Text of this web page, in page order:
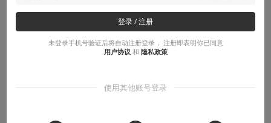
聊聊80、90年代几部老派作品中的“怪物”
吐槽星人 2017-08-27
登录 / 注册
未登录手机号验证后将自动注册登录， 注册即表明你已同意
用户协议 和 隐私政策
使用其他账号登录